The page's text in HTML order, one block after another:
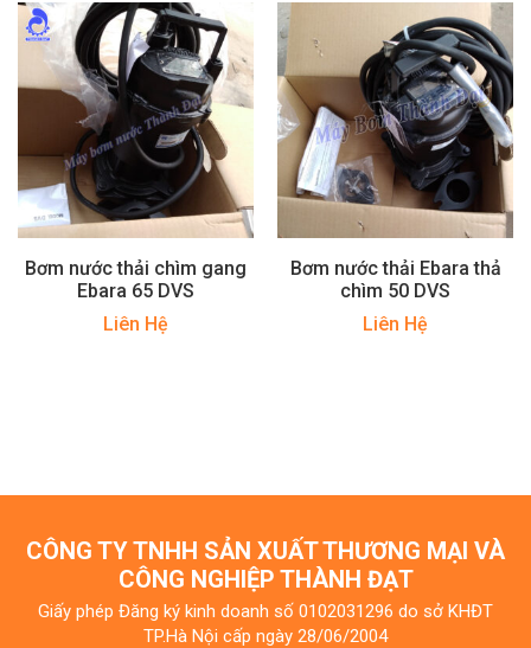
Bơm nước thải chìm gang
Ebara 65 DVS
Liên Hệ
Bơm nước thải Ebara thả
chìm 50 DVS
Liên Hệ
CÔNG TY TNHH SẢN XUẤT THƯƠNG MẠI VÀ
CÔNG NGHIỆP THÀNH ĐẠT
Giấy phép Đăng ký kinh doanh số 0102031296 do sở KHĐT
TP.Hà Nội cấp ngày 28/06/2004